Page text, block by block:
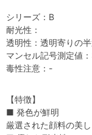
シリーズ：B
耐光性：
透明性：透明寄りの
マンセル記号測定値
毒性注意：-
【特徴】
■ 発色が鮮明
厳選された顔料の美